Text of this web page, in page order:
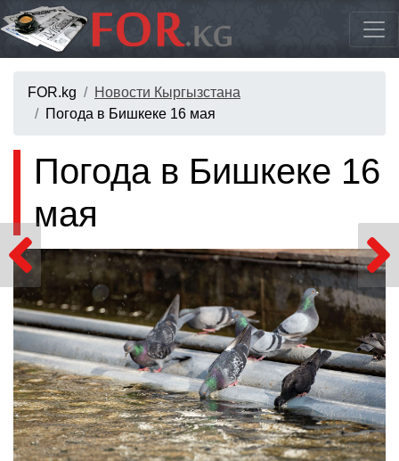
FOR.kg
Новости Кыргызстана
Погода в Бишкеке 16 мая
Погода в Бишкеке 16
мая